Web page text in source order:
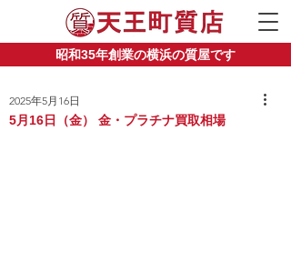
昭和35年創業の横浜の質屋です
5月16日（金） 金・プラチナ買取相場
2025年5月16日